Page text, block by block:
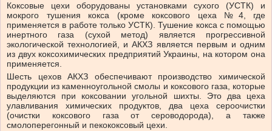
Коксовые цехи оборудованы установками сухого (УСТК) и
мокрого тушения кокса (кроме коксового цеха №4, где
применяется в работе только УСТК). Тушение кокса с помощью
инертного газа (сухой метод) является прогрессивной
экологической технологией, и АКХЗ является первым и одним
из двух коксохимических предприятий Украины, на котором она
применяется.
Шесть цехов АКХЗ обеспечивают производство химической
продукции из каменноугольной смолы и коксового газа, которые
выделяются при коксовании угольной шихты. Это два цеха
улавливания химических продуктов, два цеха сероочистки
(очистки коксового газа от сероводорода), а также
смолоперегонный и пекококсовый цехи.